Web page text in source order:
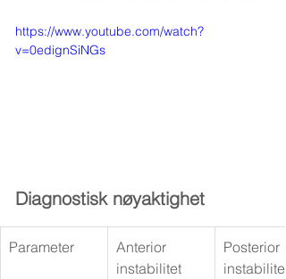
https://www.youtube.com/watch?
v=0edignSiNGs
Diagnostisk nøyaktighet
Parameter
Anterior
instabilitet
Posterior
instabilitet